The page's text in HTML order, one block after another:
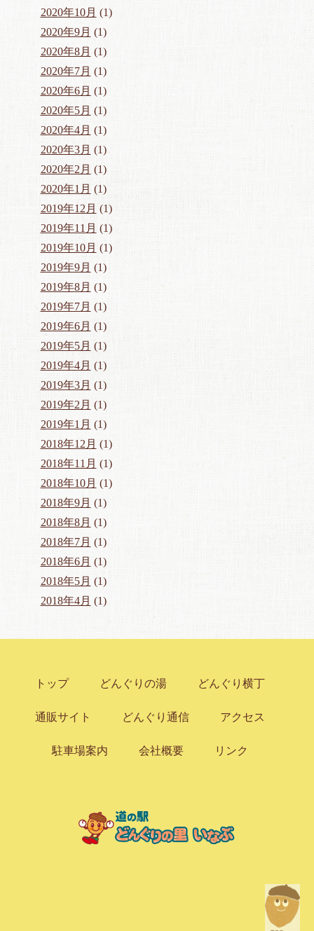
2020年10月 (1)
2020年9月 (1)
2020年8月 (1)
2020年7月 (1)
2020年6月 (1)
2020年5月 (1)
2020年4月 (1)
2020年3月 (1)
2020年2月 (1)
2020年1月 (1)
2019年12月 (1)
2019年11月 (1)
2019年10月 (1)
2019年9月 (1)
2019年8月 (1)
2019年7月 (1)
2019年6月 (1)
2019年5月 (1)
2019年4月 (1)
2019年3月 (1)
2019年2月 (1)
2019年1月 (1)
2018年12月 (1)
2018年11月 (1)
2018年10月 (1)
2018年9月 (1)
2018年8月 (1)
2018年7月 (1)
2018年6月 (1)
2018年5月 (1)
2018年4月 (1)
トップ どんぐりの湯 どんぐり横丁
通販サイト どんぐり通信 アクセス
駐車場案内 会社概要 リンク